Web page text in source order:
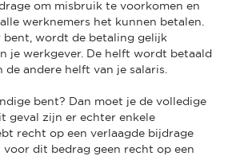
om misbruik te voorkomen en
werknemers het kunnen betalen.
bent, wordt de betaling gelijk
je werkgever. De helft wordt betaald
andere helft van je salaris.
bent? Dan moet je de volledige
geval zijn er echter enkele
recht op een verlaagde bijdrage
voor dit bedrag geen recht op een